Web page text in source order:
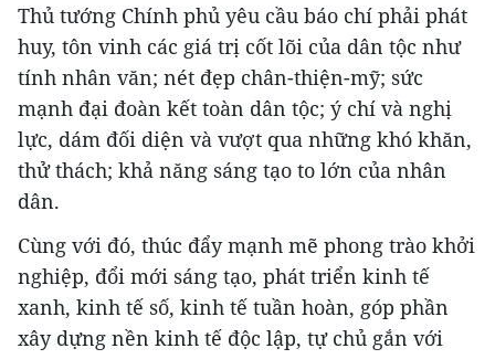
Thủ tướng Chính phủ yêu cầu báo chí phải phát
huy, tôn vinh các giá trị cốt lõi của dân tộc như
tính nhân văn; nét đẹp chân-thiện-mỹ; sức
mạnh đại đoàn kết toàn dân tộc; ý chí và nghị
lực, dám đối diện và vượt qua những khó khăn,
thử thách; khả năng sáng tạo to lớn của nhân
dân.
Cùng với đó, thúc đẩy mạnh mẽ phong trào khởi
nghiệp, đổi mới sáng tạo, phát triển kinh tế
xanh, kinh tế số, kinh tế tuần hoàn, góp phần
xây dựng nền kinh tế độc lập, tự chủ gắn với